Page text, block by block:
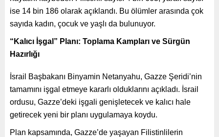
ise 14 bin 186 olarak açıklandı. Bu ölümler arasında çok
sayıda kadın, çocuk ve yaşlı da bulunuyor.
“Kalıcı İşgal” Planı: Toplama Kampları ve Sürgün
Hazırlığı
İsrail Başbakanı Binyamin Netanyahu, Gazze Şeridi’nin
tamamını işgal etmeye kararlı olduklarını açıkladı. İsrail
ordusu, Gazze’deki işgali genişletecek ve kalıcı hale
getirecek yeni bir planı uygulamaya koydu.
Plan kapsamında, Gazze’de yaşayan Filistinlilerin